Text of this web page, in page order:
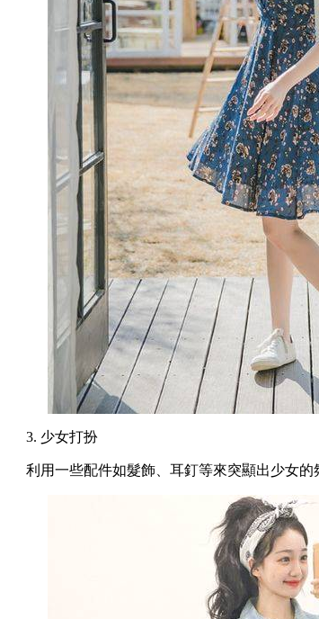
3. 少女打扮
利用一些配件如髮飾、耳釘等來突顯出少女